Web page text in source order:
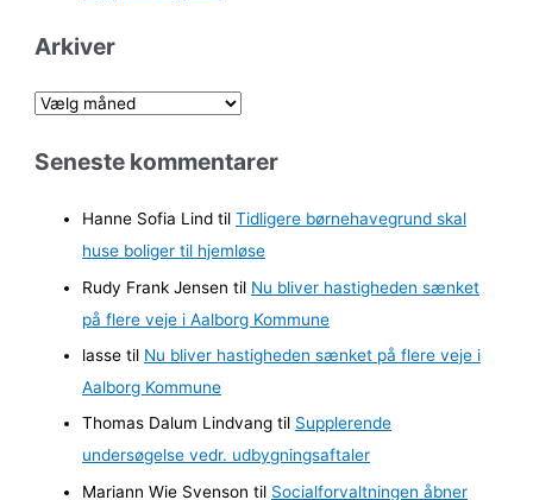
Arkiver
A
k
Seneste kommentarer
Hanne Sofia Lind tilTidligere børnehavegrund skal
huse boliger til hjemløse
Rudy Frank Jensen til Nu bliver hastigheden sænket
på flere veje i Aalborg Kommune
lasse til Nu bliver hastigheden sænket på flere veje i
Aalborg Kommune
Thomas Dalum Lindvang til Supplerende
undersøgelse vedr. udbygningsaftaler
Mariann Wie Svenson til Socialforvaltningen åbner